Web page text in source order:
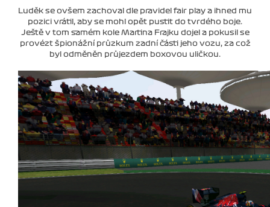
Luděk se ovšem zachoval dle pravidel fair play a ihned mu
pozici vrátil, aby se mohl opět pustit do tvrdého boje.
Ještě v tom samém kole Martina Frajku dojel a pokusil se
provézt špionážní průzkum zadní části jeho vozu, za což
byl odměněn průjezdem boxovou uličkou.